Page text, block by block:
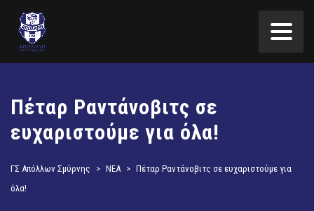
Πέταρ Ραντάνοβιτς σε
ευχαριστούμε για όλα!
ΓΣ Απόλλων Σμύρνης > ΝΕΑ > Πέταρ Ραντάνοβιτς σε ευχαριστούμε για
όλα!